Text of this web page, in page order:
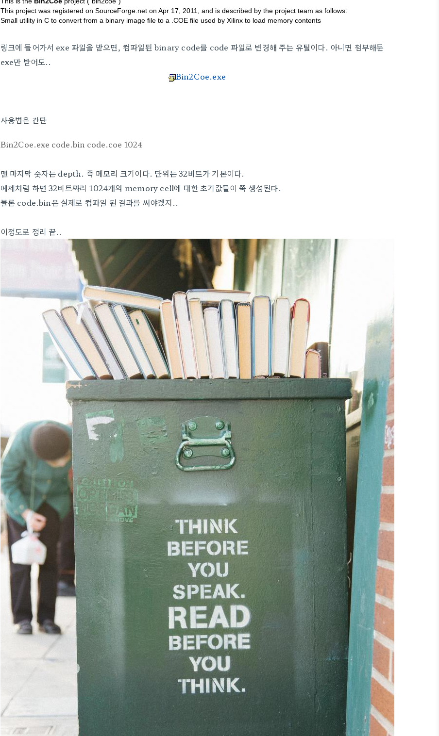
This project was registered on SourceForge.net on Apr 17, 2011, and is described by the project team as follows:
Small utility in C to convert from a binary image file to a .COE file used by Xilinx to load memory contents
링크에 들어가서 exe 파일을 받으면, 컴파일된 binary code를 code 파일로 변경해 주는 유틸이다. 아니면 첨부해둔
exe만 받어도..
Bin2Coe.exe
사용법은 간단
Bin2Coe.exe code.bin code.coe 1024
맨 마지막 숫자는 depth. 즉 메모리 크기이다. 단위는 32비트가 기본이다.
예제처럼 하면 32비트짜리 1024개의 memory cell에 대한 초기값들이 쭉 생성된다.
물론 code.bin은 실제로 컴파일 된 결과를 써야겠지..
이정도로 정리 끝..